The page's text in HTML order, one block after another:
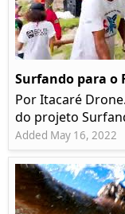
Surfando para o
Por Itacaré
do projeto
Added May 16, 2022